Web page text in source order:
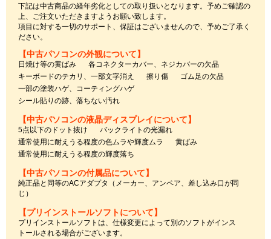
下記は中古商品の経年劣化としての取り扱いとなります。予めご確認の
上、ご注文いただきますようお願い致します。
項目に対する一切のサポート、保証はございませんので、予めご了承く
ださい。
【中古パソコンの外観について】
日焼け等の黄ばみ
各コネクターカバー、ネジカバーの欠品
キーボードのテカリ、一部文字消え
擦り傷
ゴム足の欠品
一部の塗装ハゲ、コーティングハゲ
シール貼りの跡、落ちない汚れ
【中古パソコンの液晶ディスプレイについて】
5点以下のドット抜け
バックライトの光漏れ
通常使用に耐えうる程度の色ムラや輝度ムラ
黄ばみ
通常使用に耐えうる程度の輝度落ち
【中古パソコンの付属品について】
純正品と同等のACアダプタ（メーカー、アンペア、差し込み口が同
じ）
【プリインストールソフトについて】
プリインストールソフトは、仕様変更によって別のソフトがインス
トールされる場合がございます。